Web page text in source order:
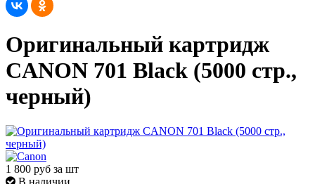
Оригинальный картридж
CANON 701 Black (5000 стр.,
черный)
1 800 руб за шт
В наличии